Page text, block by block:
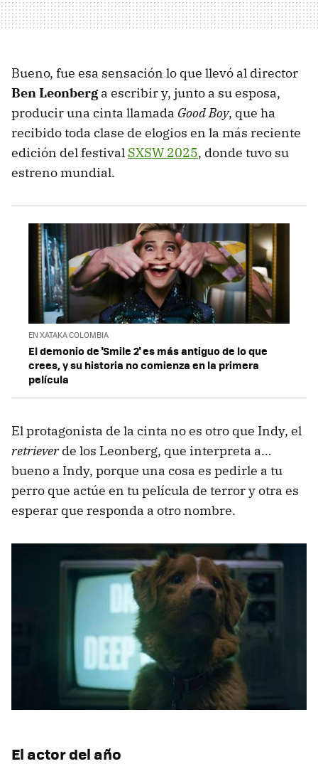
Bueno, fue esa sensación lo que llevó al director
Ben Leonberga escribir y, junto a su esposa,
producir una cinta llamada Good Boy, que ha
recibido toda clase de elogios en la más reciente
edición del festival SXSW 2025, donde tuvo su
estreno mundial.
EN XATAKA COLOMBIA
El demonio de 'Smile 2' es más antiguo de lo que
crees, y su historia no comienza en la primera
película
El protagonista de la cinta no es otro que Indy, el
retrieverde los Leonberg, que interpreta a…
bueno a Indy, porque una cosa es pedirle a tu
perro que actúe en tu película de terror y otra es
esperar que responda a otro nombre.
El actor del año